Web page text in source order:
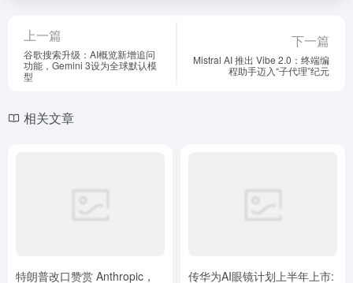
上一篇
谷歌搜索升级：AI概览新增追问
功能，Gemini 3设为全球默认模
型
下一篇
Mistral AI 推出 Vibe 2.0：终端编
程助手迈入“子代理”纪元
相关文章
特朗普改口赞赏 Anthropic，
传华为AI眼镜计划上半年上市: